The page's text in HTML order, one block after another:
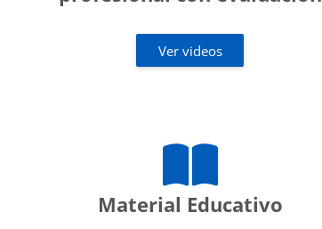
Ver videos
Material Educativo